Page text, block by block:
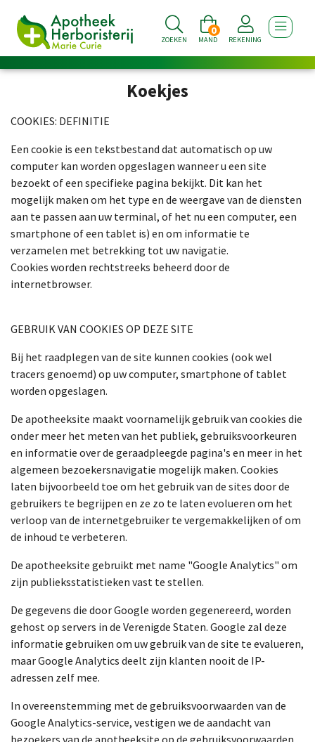
ZOEKEN MAND
0
REKENING TOON
Koekjes
COOKIES: DEFINITIE
Een cookie is een tekstbestand dat automatisch op uw
computer kan worden opgeslagen wanneer u een site
bezoekt of een specifieke pagina bekijkt. Dit kan het
mogelijk maken om het type en de weergave van de diensten
aan te passen aan uw terminal, of het nu een computer, een
smartphone of een tablet is) en om informatie te
verzamelen met betrekking tot uw navigatie.
Cookies worden rechtstreeks beheerd door de
internetbrowser.
GEBRUIK VAN COOKIES OP DEZE SITE
Bij het raadplegen van de site kunnen cookies (ook wel
tracers genoemd) op uw computer, smartphone of tablet
worden opgeslagen.
De apotheeksite maakt voornamelijk gebruik van cookies die
onder meer het meten van het publiek, gebruiksvoorkeuren
en informatie over de geraadpleegde pagina's en meer in het
algemeen bezoekersnavigatie mogelijk maken. Cookies
laten bijvoorbeeld toe om het gebruik van de sites door de
gebruikers te begrijpen en ze zo te laten evolueren om het
verloop van de internetgebruiker te vergemakkelijken of om
de inhoud te verbeteren.
De apotheeksite gebruikt met name "Google Analytics" om
zijn publieksstatistieken vast te stellen.
De gegevens die door Google worden gegenereerd, worden
gehost op servers in de Verenigde Staten. Google zal deze
informatie gebruiken om uw gebruik van de site te evalueren,
maar Google Analytics deelt zijn klanten nooit de IP-
adressen zelf mee.
In overeenstemming met de gebruiksvoorwaarden van de
Google Analytics-service, vestigen we de aandacht van
bezoekers van de apotheeksite op de gebruiksvoorwaarden